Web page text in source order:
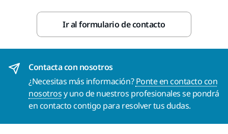
Ir al formulario de contacto
Contacta con nosotros
¿Necesitas más información?Ponte en contacto con
nosotrosy uno de nuestros profesionales se pondrá
en contacto contigo para resolver tus dudas.